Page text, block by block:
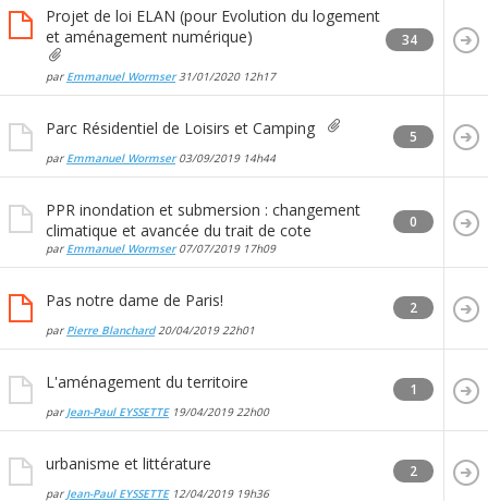
Projet de loi ELAN (pour Evolution du logement
et aménagement numérique)
par Emmanuel Wormser31/01/2020 12h17
34
Parc Résidentiel de Loisirs et Camping
par Emmanuel Wormser03/09/2019 14h44
5
PPR inondation et submersion : changement
climatique et avancée du trait de cote
par Emmanuel Wormser07/07/2019 17h09
0
Pas notre dame de Paris!
par Pierre Blanchard20/04/201922h01
2
L'aménagement du territoire
par Jean-Paul EYSSETTE19/04/201922h00
1
urbanisme et littérature
par Jean-Paul EYSSETTE12/04/2019 19h36
2